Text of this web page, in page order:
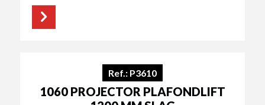
Ref.: P3610
1060 PROJECTOR PLAFONDLIFT